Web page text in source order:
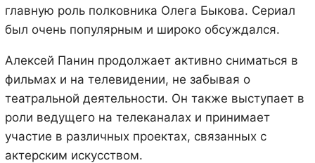
главную роль полковника Олега Быкова. Сериал
был очень популярным и широко обсуждался.
Алексей Панин продолжает активно сниматься в
фильмах и на телевидении, не забывая о
театральной деятельности. Он также выступает в
роли ведущего на телеканалах и принимает
участие в различных проектах, связанных с
актерским искусством.